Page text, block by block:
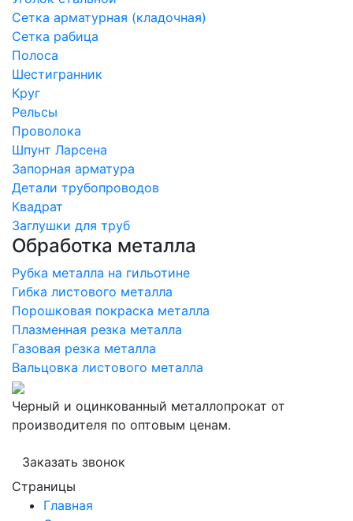
Сетка арматурная (кладочная)
Сетка рабица
Полоса
Шестигранник
Круг
Рельсы
Проволока
Шпунт Ларсена
Запорная арматура
Детали трубопроводов
Квадрат
Заглушки для труб
Обработка металла
Рубка металла на гильотине
Гибка листового металла
Порошковая покраска металла
Плазменная резка металла
Газовая резка металла
Вальцовка листового металла
Черный и оцинкованный металлопрокат от
производителя по оптовым ценам.
Заказать звонок
Страницы
Главная